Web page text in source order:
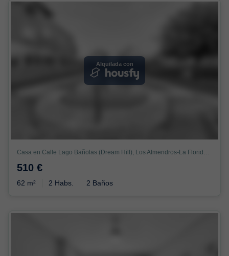
Alquilada con
Casa en Calle Lago Bañolas (Dream Hill), Los Almendros-La Florida, Orihuela
510 €
62 m² 2 Habs. 2 Baños